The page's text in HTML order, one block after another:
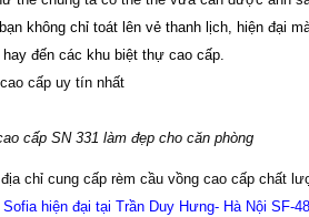
không chỉ toát lên vẻ thanh lịch, hiện đại
đến các khu biệt thự cao cấp.
cấp SN 331 làm đẹp cho căn phòng
chỉ cung cấp rèm cầu vồng cao cấp chất
hiện đại tại Trần Duy Hưng- Hà Nội SF-